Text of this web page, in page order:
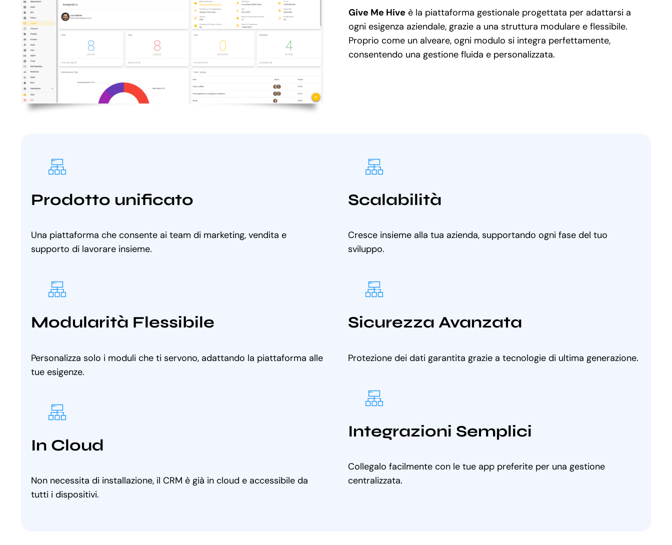
Give Me Hive è la piattaforma gestionale progettata per adattarsi a
ogni esigenza aziendale, grazie a una struttura modulare e flessibile.
Proprio come un alveare, ogni modulo si integra perfettamente,
consentendo una gestione fluida e personalizzata.
Prodotto unificato
Una piattaforma che consente ai team di marketing, vendita e
supporto di lavorare insieme.
Modularità Flessibile
Personalizza solo i moduli che ti servono, adattando la piattaforma alle
tue esigenze.
In Cloud
Non necessita di installazione, il CRM è già in cloud e accessibile da
tutti i dispositivi.
Scalabilità
Cresce insieme alla tua azienda, supportando ogni fase del tuo
sviluppo.
Sicurezza Avanzata
Protezione dei dati garantita grazie a tecnologie di ultima generazione.
Integrazioni Semplici
Collegalo facilmente con le tue app preferite per una gestione
centralizzata.